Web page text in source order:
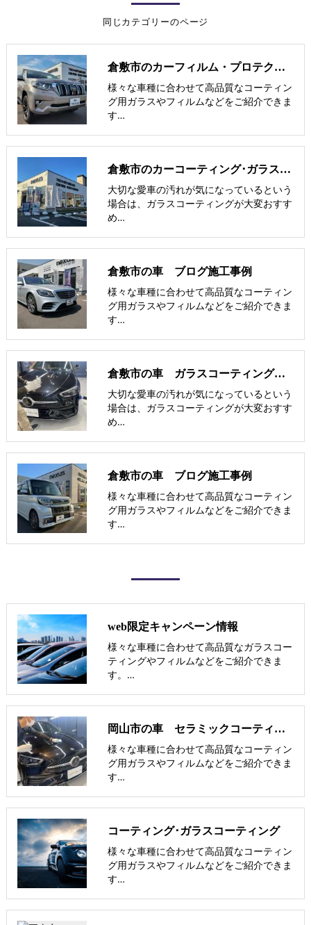
同じカテゴリーのページ
倉敷市のカーフィルム・プロテクションフィルム施工事例
様々な車種に合わせて高品質なコーティン
グ用ガラスやフィルムなどをご紹介できま
す…
倉敷市のカーコーティング･ガラスコーティング施工事例
大切な愛車の汚れが気になっているという
場合は、ガラスコーティングが大変おすす
め…
倉敷市の車 ブログ施工事例
様々な車種に合わせて高品質なコーティン
グ用ガラスやフィルムなどをご紹介できま
す…
倉敷市の車 ガラスコーティングとカーフィルムセット割引
大切な愛車の汚れが気になっているという
場合は、ガラスコーティングが大変おすす
め…
倉敷市の車 ブログ施工事例
様々な車種に合わせて高品質なコーティン
グ用ガラスやフィルムなどをご紹介できま
す…
web限定キャンペーン情報
様々な車種に合わせて高品質なガラスコー
ティングやフィルムなどをご紹介できま
す。…
岡山市の車 セラミックコーティング施工事例
様々な車種に合わせて高品質なコーティン
グ用ガラスやフィルムなどをご紹介できま
す…
コーティング･ガラスコーティング
様々な車種に合わせて高品質なコーティン
グ用ガラスやフィルムなどをご紹介できま
す…